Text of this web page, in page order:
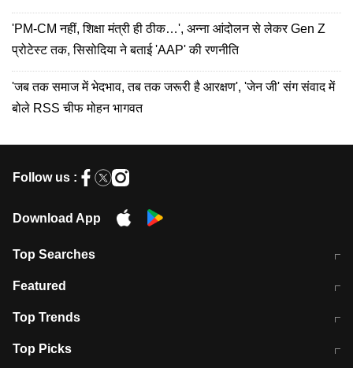
'PM-CM नहीं, शिक्षा मंत्री ही ठीक…', अन्ना आंदोलन से लेकर Gen Z
प्रोटेस्ट तक, सिसोदिया ने बताई 'AAP' की रणनीति
'जब तक समाज में भेदभाव, तब तक जरूरी है आरक्षण', 'जेन जी' संग संवाद में
बोले RSS चीफ मोहन भागवत
Follow us :
Download App
Top Searches
मुंबई में लगे 'जेन जी' के पोस्टर, लिखा- 'मैं
Featured
10 अगस्त को विधानसभा का घेराव करेंगे
Top Trends
RBI का नया नियम: अब बैंकों को अपनी सभी
Top Picks